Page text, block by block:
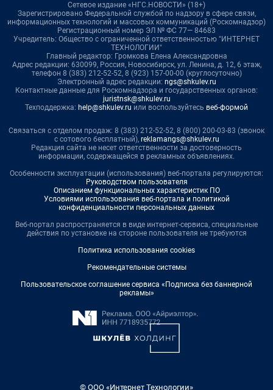
Сетевое издание «НГС.НОВОСТИ» (18+)
Зарегистрировано Федеральной службой по надзору в сфере связи,
информационных технологий и массовых коммуникаций (Роскомнадзор)
Регистрационный номер ЭЛ № ФС 77— 84683
Учредитель: Общество с ограниченной ответственностью "ИНТЕРНЕТ
ТЕХНОЛОГИИ"
Главный редактор: Громкова Елена Александровна
Адрес редакции: 630099, Россия, Новосибирск, ул. Ленина, д. 12, 6 этаж,
телефон 8 (383) 212-52-52, 8 (923) 157-00-00 (круглосуточно)
Электронный адрес редакции: ngs@shkulev.ru
Контактные данные для Роскомнадзора и государственных органов:
juristnsk@shkulev.ru
Техподдержка: help@shkulev.ru или воспользуйтесь веб-формой
Связаться с отделом продаж: 8 (383) 212-52-52, 8 (800) 200-03-83 (звонок
с сотового бесплатный), reklamangs@shkulev.ru
Редакция сайта не несет ответственности за достоверность
информации, содержащейся в рекламных объявлениях.
Особенности эксплуатации (использования) веб-портала регулируются:
Руководством пользователя
Описанием функциональных характеристик ПО
Условиями использования веб-портала и политикой
конфиденциальности персональных данных
Веб-портал распространяется в виде интернет-сервиса, специальные
действия по установке на стороне пользователя не требуются
Политика использования cookies
Рекомендательные системы
Пользовательское соглашение сервиса «Подписка без баннерной
рекламы»
© ООО «Интернет Технологии»